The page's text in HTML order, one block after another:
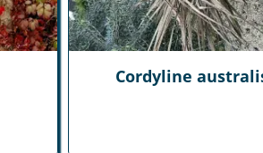
Cordyline